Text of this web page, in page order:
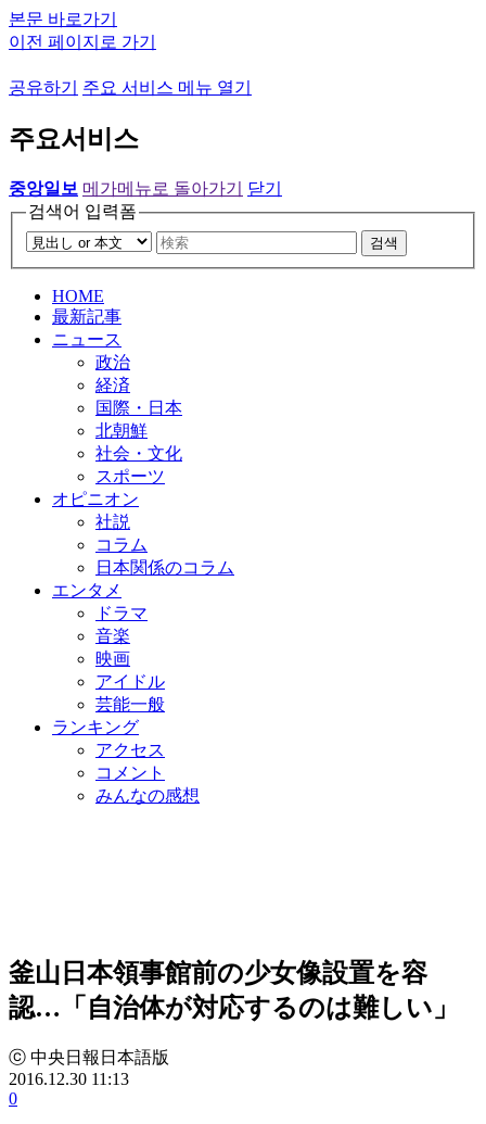
본문 바로가기
이전 페이지로 가기
공유하기 주요 서비스 메뉴 열기
주요서비스
중앙일보 메가메뉴로 돌아가기
닫기
검색어 입력폼
검색
HOME
最新記事
ニュース
政治
経済
国際・日本
北朝鮮
社会・文化
スポーツ
オピニオン
社説
コラム
日本関係のコラム
エンタメ
ドラマ
音楽
映画
アイドル
芸能一般
ランキング
アクセス
コメント
みんなの感想
釜山日本領事館前の少女像設置を容
認…「自治体が対応するのは難しい」
ⓒ 中央日報日本語版
2016.12.30 11:13
0